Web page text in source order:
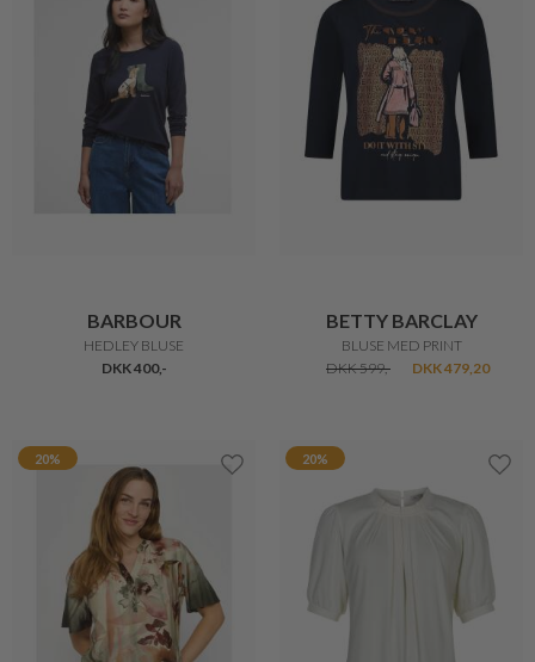
BARBOUR
HEDLEY BLUSE
DKK 400,-
BETTY BARCLAY
BLUSE MED PRINT
DKK 599,-
DKK 479,20
20% 20%